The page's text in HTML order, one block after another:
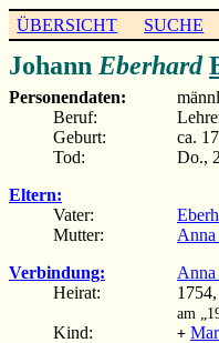
ÜBERSICHT SUCHE
Johann Eberhard
Personendaten:
Beruf:
Geburt:
ca.
Tod:
Do.,
Eltern:
Vater:
Mutter:
Anna
Verbindung:
Anna
Heirat:
am
Kind: +